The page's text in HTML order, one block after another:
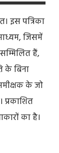
इस पत्रिका
जिसमें
हैं,
के बिना
के जो
प्रकाशित
का है।